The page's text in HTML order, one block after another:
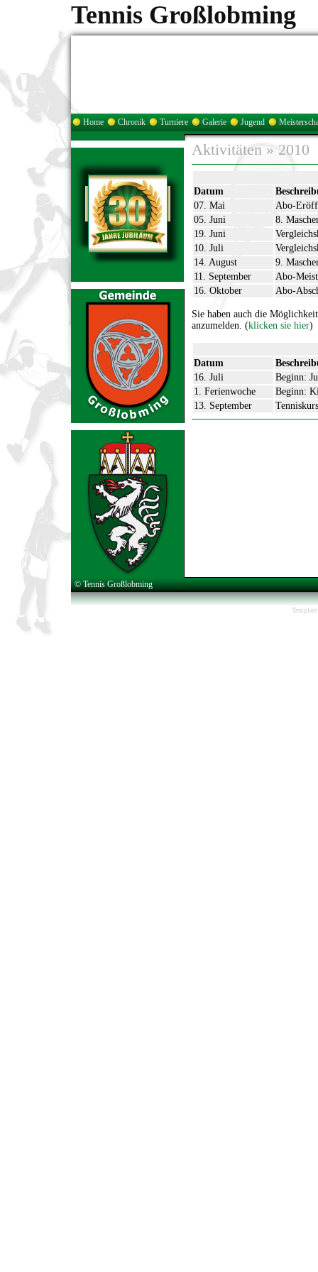
Tennis Großlobming
Home Chronik Turniere Galerie Jugend
Aktivitäten » 2010
Datum
07. Mai
Abo-
05. Juni
8.
19. Juni
10. Juli
14. August
9.
11. September
Abo-
16. Oktober
Abo-
Sie haben auch die
anzumelden. (klicken sie hier)
Datum
16. Juli
Beginn:
1. Ferienwoche
Beginn:
13. September
© Tennis Großlobming